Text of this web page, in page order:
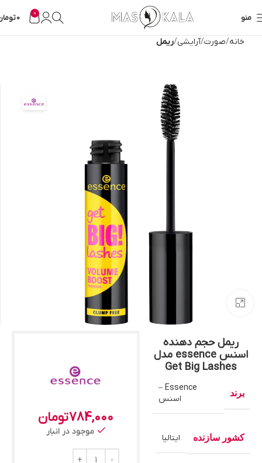
منو 0
0
خانه صورت آرایشی ریمل
ریمل حجم دهنده
اسنس essence مدل
Get Big Lashes
برند
Essence –
اسنس
کشور سازنده ایتالیا
784,000تومان
موجود در انبار